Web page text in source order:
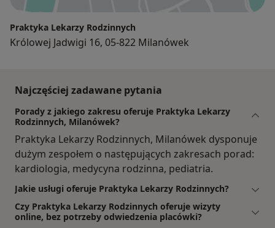
Praktyka Lekarzy Rodzinnych
Królowej Jadwigi 16, 05-822 Milanówek
Najczęściej zadawane pytania
Porady z jakiego zakresu oferuje Praktyka Lekarzy
Rodzinnych, Milanówek?
Praktyka Lekarzy Rodzinnych, Milanówek dysponuje
dużym zespołem o następujących zakresach porad:
kardiologia, medycyna rodzinna, pediatria.
Jakie usługi oferuje Praktyka Lekarzy Rodzinnych?
Czy Praktyka Lekarzy Rodzinnych oferuje wizyty
online, bez potrzeby odwiedzenia placówki?